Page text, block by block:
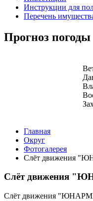
Инструкции для
Перечень
Прогноз погоды
Главная
Округ
Фотогалерея
Слёт движения
Слёт движения
Слёт движения